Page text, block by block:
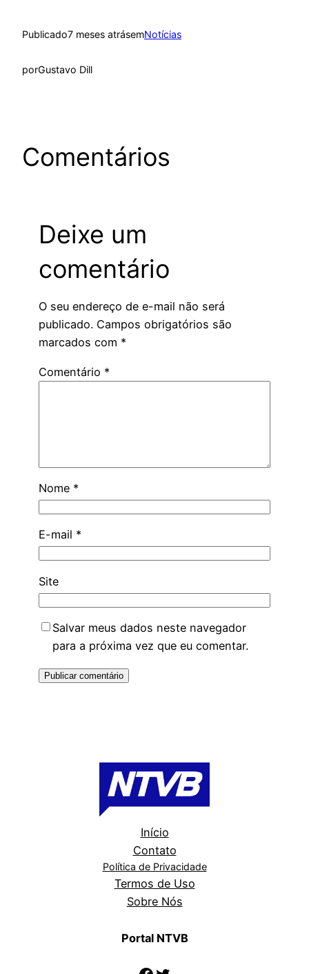
Publicado7 meses atrásemNotícias
porGustavo Dill
Comentários
Deixe um
comentário
O seu endereço de e-mail não será
publicado. Campos obrigatórios são
marcados com *
Comentário *
Nome *
E-mail *
Site
Salvar meus dados neste navegador
para a próxima vez que eu comentar.
Início
Contato
Política de Privacidade
Termos de Uso
Sobre Nós
Portal NTVB